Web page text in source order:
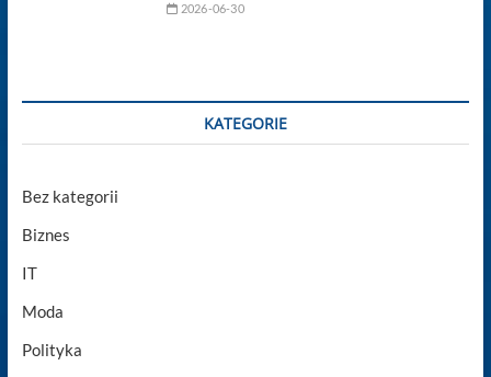
2026-06-30
KATEGORIE
Bez kategorii
Biznes
IT
Moda
Polityka